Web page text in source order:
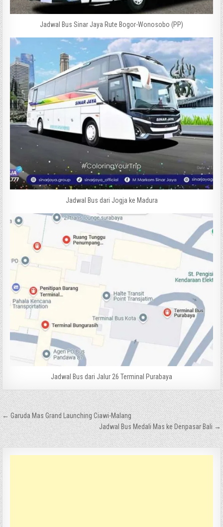
Jadwal Bus Sinar Jaya Rute Bogor-Wonosobo (PP)
Jadwal Bus dari Jogja ke Madura
Jadwal Bus dari Jalur 26 Terminal Purabaya
Navigasi
pos
← Garuda Mas Grand Launching Ciawi-Malang
Jadwal Bus Medali Mas ke Denpasar Bali →